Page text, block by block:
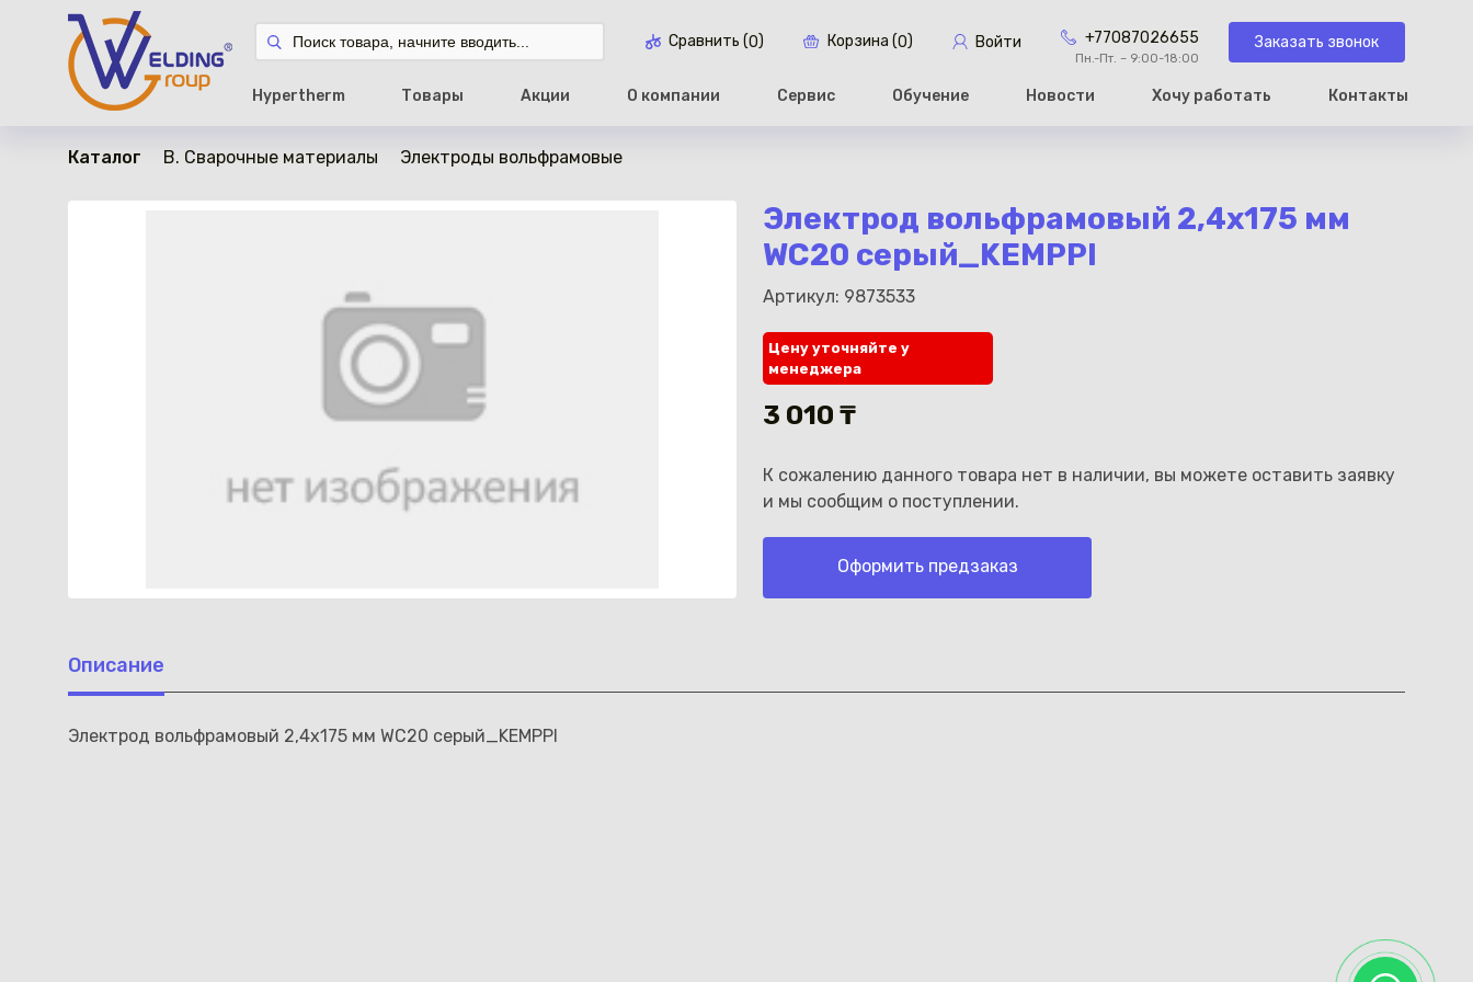
Сравнить (0) Корзина (0) Войти +77087026655
Пн.-Пт. – 9:00-18:00
Заказать звонок
Hypertherm Товары Акции О компании Сервис Обучение Новости Хочу работать Контакты
Каталог B. Сварочные материалы Электроды вольфрамовые
Электрод вольфрамовый 2,4х175 мм
WC20 серый_KEMPPI
Артикул: 9873533
в наличии
Цену уточняйте у
менеджера
3 010 ₸
К сожалению данного товара нет в наличии, вы можете оставить заявку
и мы сообщим о поступлении.
Оформить предзаказ
Описание
Электрод вольфрамовый 2,4х175 мм WC20 серый_KEMPPI